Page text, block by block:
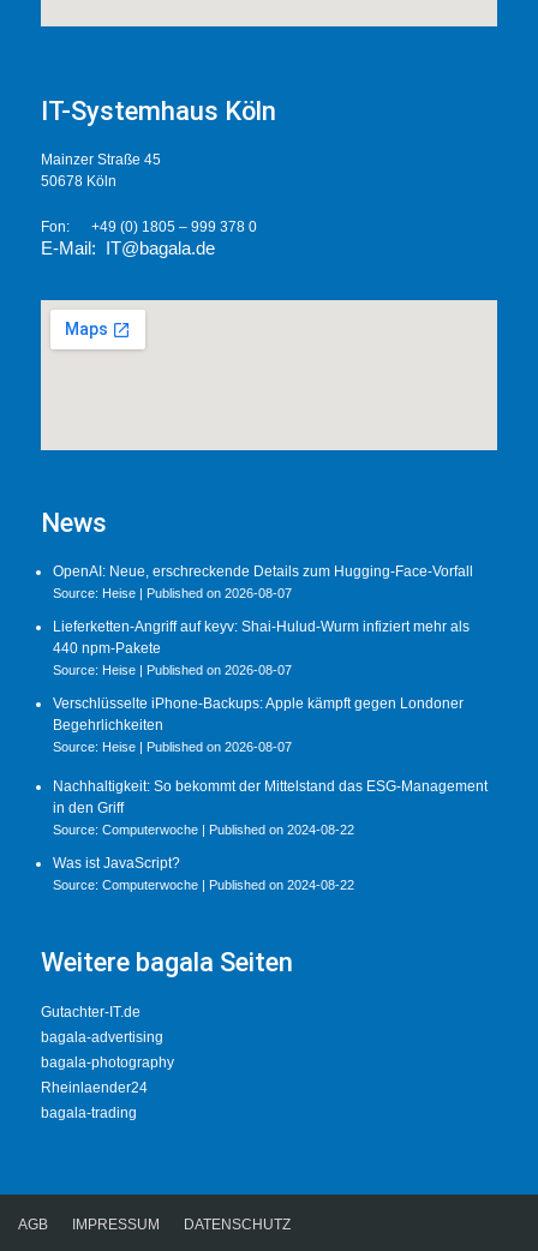
IT-Systemhaus Köln
Mainzer Straße 45
50678 Köln
Fon: +49 (0) 1805 – 999 378 0
E-Mail: IT@bagala.de
News
OpenAI: Neue, erschreckende Details zum Hugging-Face-Vorfall
Source: Heise Published on 2026-08-07
Lieferketten-Angriff auf keyv: Shai-Hulud-Wurm infiziert mehr als
440 npm-Pakete
Source: Heise Published on 2026-08-07
Verschlüsselte iPhone-Backups: Apple kämpft gegen Londoner
Begehrlichkeiten
Source: Heise Published on 2026-08-07
Nachhaltigkeit: So bekommt der Mittelstand das ESG-Management
in den Griff
Source: Computerwoche Published on 2024-08-22
Was ist JavaScript?
Source: Computerwoche Published on 2024-08-22
Weitere bagala Seiten
Gutachter-IT.de
bagala-advertising
bagala-photography
Rheinlaender24
bagala-trading
AGB IMPRESSUM DATENSCHUTZ